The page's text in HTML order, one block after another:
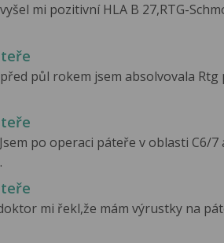
mi pozitivní HLA B 27,RTG-
půl rokem jsem absolvovala
po operaci páteře v oblasti C6/7
mi řekl,že mám výrustky na